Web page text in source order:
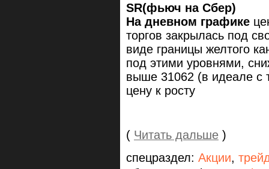
SR(фьюч на Сбер)
На дневном графике
торгов закрылась под
виде границы желтого
под этими уровнями,
выше 31062 (в идеале с
цену к росту
( Читать дальше )
спецраздел: Акции,